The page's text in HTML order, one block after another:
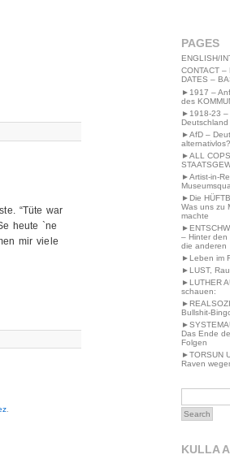
“Tüte war
heute `ne
mir viele
PAGES
ENGLISH/
CONTACT –
DATES –
►1917 –
des
►1918-23 –
Deutschland
►AfD –
alternativlos?
►ALL
►Artist-in-
►Die
Was uns zu
machte
– Hinter den
die anderen
►Leben im
►LUST,
►LUTHER
schauen:
Bullshit-
Das Ende
Folgen
►TORSUN
Raven
KULLA